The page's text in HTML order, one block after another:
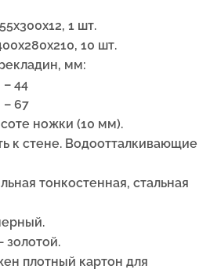
1 шт.
10 шт.
мм:
44
– 67
ножки (10 мм).
к стене. Водоотталкивающие
тонкостенная, стальная
золотой.
плотный картон для